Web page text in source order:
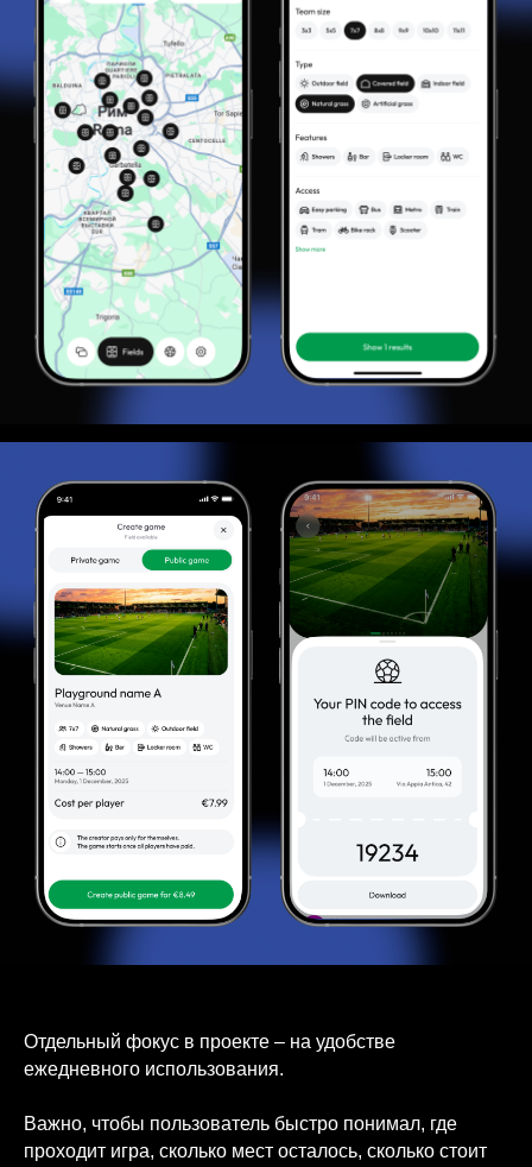
Отдельный фокус в проекте – на удобстве
ежедневного использования.
Важно, чтобы пользователь быстро понимал, где
проходит игра, сколько мест осталось, сколько стоит